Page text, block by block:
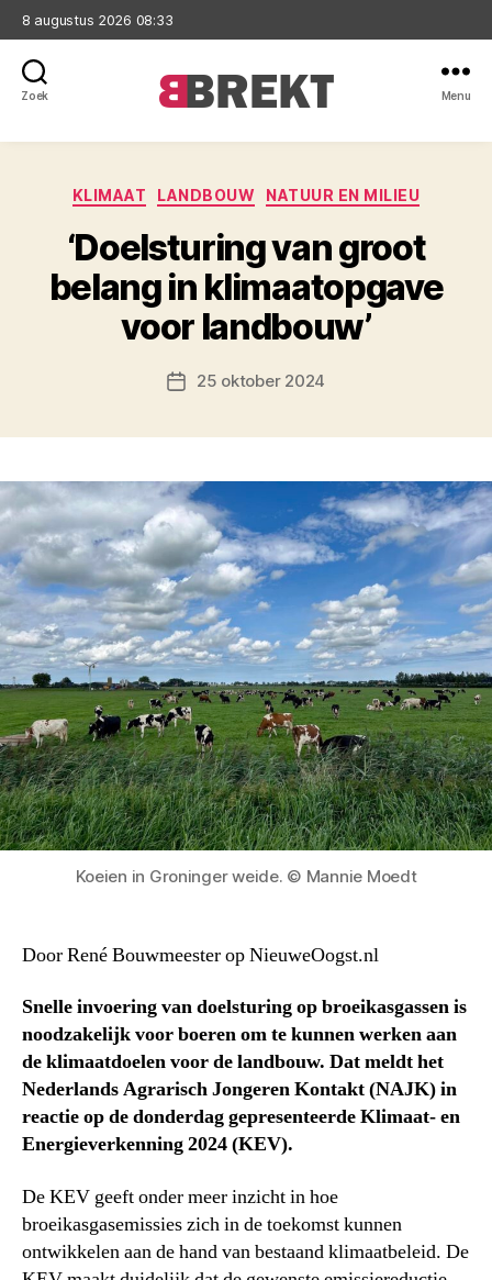
8 augustus 2026 08:33
Zoek Menu
Categorieën
KLIMAAT LANDBOUW NATUUR EN MILIEU
‘Doelsturing van groot
belang in klimaatopgave
voor landbouw’
Berichtdatum
25 oktober 2024
Koeien in Groninger weide. © Mannie Moedt
Door René Bouwmeester op NieuweOogst.nl
Snelle invoering van doelsturing op broeikasgassen is
noodzakelijk voor boeren om te kunnen werken aan
de klimaatdoelen voor de landbouw. Dat meldt het
Nederlands Agrarisch Jongeren Kontakt (NAJK) in
reactie op de donderdag gepresenteerde Klimaat- en
Energieverkenning 2024 (KEV).
De KEV geeft onder meer inzicht in hoe
broeikasgasemissies zich in de toekomst kunnen
ontwikkelen aan de hand van bestaand klimaatbeleid. De